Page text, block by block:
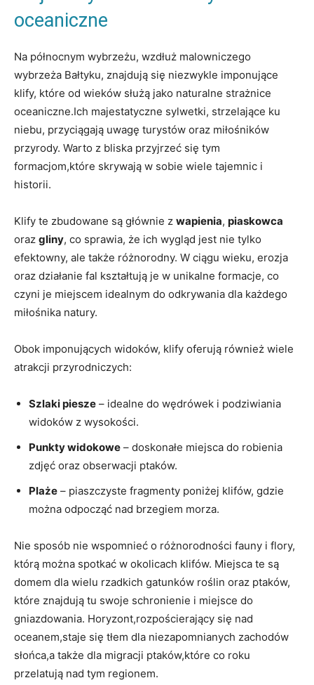
oceaniczne
Na północnym wybrzeżu, wzdłuż malowniczego
wybrzeża Bałtyku, znajdują się niezwykle imponujące
klify, które od wieków służą jako naturalne strażnice
oceaniczne.Ich majestatyczne sylwetki, strzelające ku
niebu, przyciągają uwagę turystów oraz miłośników
przyrody. Warto z bliska przyjrzeć się tym
formacjom,które skrywają w sobie wiele tajemnic i
historii.
Klify te zbudowane są głównie z wapienia, piaskowca
oraz gliny, co sprawia, że ich wygląd jest nie tylko
efektowny, ale także różnorodny. W ciągu wieku, erozja
oraz działanie fal kształtują je w unikalne formacje, co
czyni je miejscem idealnym do odkrywania dla każdego
miłośnika natury.
Obok imponujących widoków, klify oferują również wiele
atrakcji przyrodniczych:
Szlaki piesze – idealne do wędrówek i podziwiania
widoków z wysokości.
Punkty widokowe – doskonałe miejsca do robienia
zdjęć oraz obserwacji ptaków.
Plaże – piaszczyste fragmenty poniżej klifów, gdzie
można odpocząć nad brzegiem morza.
Nie sposób nie wspomnieć o różnorodności fauny i flory,
którą można spotkać w okolicach klifów. Miejsca te są
domem dla wielu rzadkich gatunków roślin oraz ptaków,
które znajdują tu swoje schronienie i miejsce do
gniazdowania. Horyzont,rozpościerający się nad
oceanem,staje się tłem dla niezapomnianych zachodów
słońca,a także dla migracji ptaków,które co roku
przelatują nad tym regionem.